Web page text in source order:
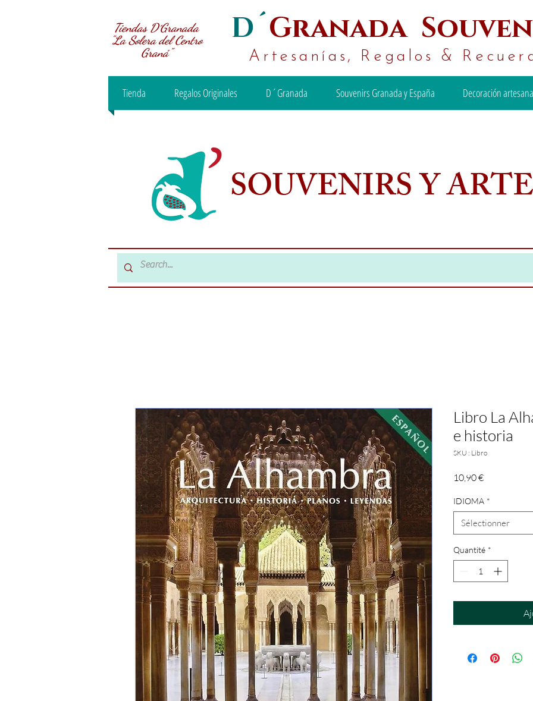
Tiendas D´Granada
"La Solera del Centro
Graná"
D´Granada
Artesanías, Regalos &
Tienda Regalos Originales D´Granada Souvenirs Granada y España Decoración
SOUVENIRS Y
Libro La
e historia
SKU : Libro
10,90 €Prix
IDIOMA *
Sélectionner
Quantité *